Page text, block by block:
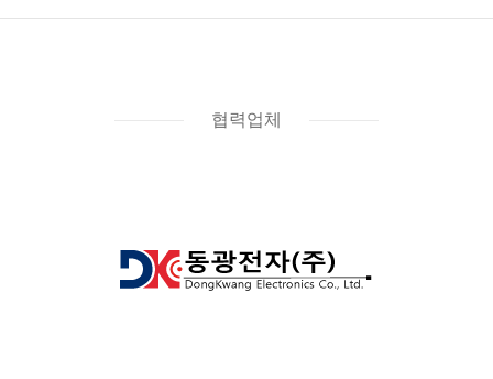
협력업체